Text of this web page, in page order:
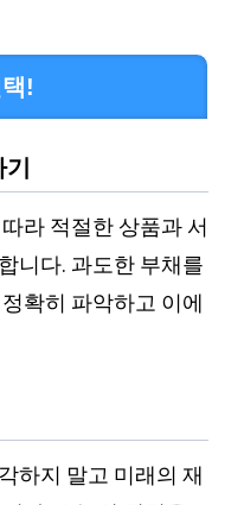
!
라 적절한 상품과 서
니다. 과도한 부채를
확히 파악하고 이에
하지 말고 미래의 재